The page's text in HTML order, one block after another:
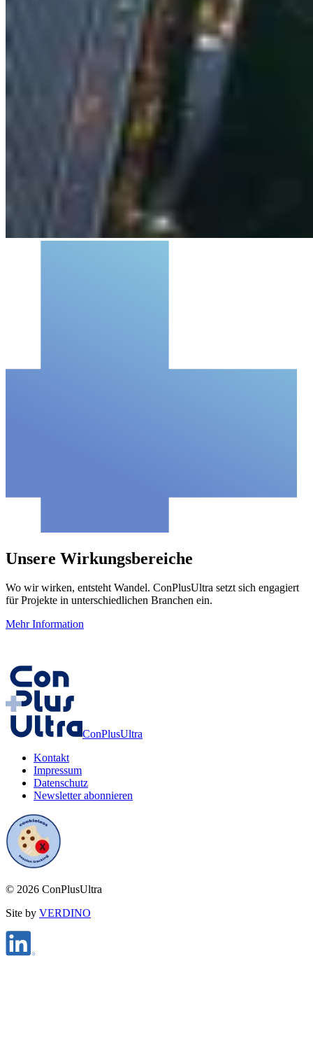
Unsere Wirkungsbereiche
Wo wir wirken, entsteht Wandel. ConPlusUltra setzt sich engagiert
für Projekte in unterschiedlichen Branchen ein.
Mehr Information
ConPlusUltra
Kontakt
Impressum
Datenschutz
Newsletter abonnieren
© 2026 ConPlusUltra
Site by VERDINO